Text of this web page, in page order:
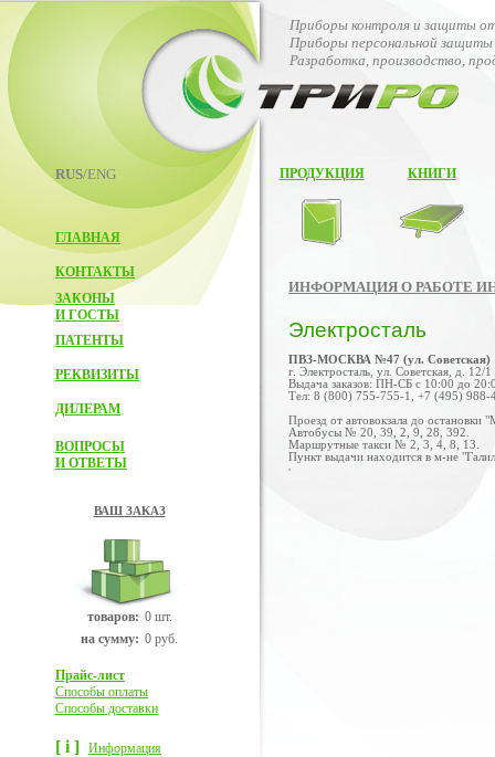
RUS/ENG
ГЛАВНАЯ
КОНТАКТЫ
ЗАКОНЫ
И ГОСТЫ
ПАТЕНТЫ
РЕКВИЗИТЫ
ДИЛЕРАМ
ВОПРОСЫ
И ОТВЕТЫ
ВАШ ЗАКАЗ
товаров: 0 шт.
на сумму: 0 руб.
Прайс-лист
Способы оплаты
Способы доставки
[ i ] Информация
Приборы контроля и защиты
Приборы персональной
Разработка, производство,
ПРОДУКЦИЯ КНИГИ
ИНФОРМАЦИЯ О РАБОТЕ
Электросталь
ПВЗ-МОСКВА №47 (ул. Советская)
г. Электросталь, ул. Советская, д. 12/1
Выдача заказов: ПН-СБ с 10:00 до
Тел: 8 (800) 755-755-1, +7 (495) 988-
Проезд от автовокзала до остановки
Автобусы № 20, 39, 2, 9, 28, 392.
Маршрутные такси № 2, 3, 4, 8, 13.
Пункт выдачи находится в м-не